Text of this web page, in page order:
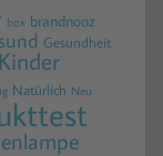
box brandnooz
Gesundheit
Kinder
Natürlich Neu